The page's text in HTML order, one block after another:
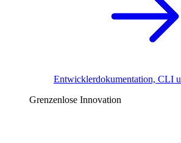
Entwicklerdokumentation, CLI
Grenzenlose Innovation